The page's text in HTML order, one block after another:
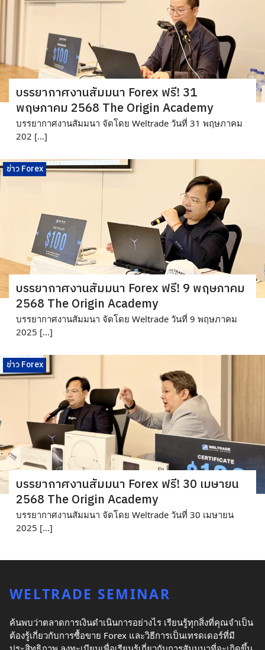
บรรยากาศงาน​สัมมนา Forex ฟรี! 31
พฤษภาคม 2568 The Origin Academy
บรรยากาศงานสัมมนา จัดโดย Weltrade วันที่ 31 พฤษภาคม
202 […]
ข่าว Forex
บรรยากาศงาน​สัมมนา Forex ฟรี! 9 พฤษภาคม
2568 The Origin Academy
บรรยากาศงานสัมมนา จัดโดย Weltrade วันที่ 9 พฤษภาคม
2025 […]
ข่าว Forex
บรรยากาศงาน​สัมมนา Forex ฟรี! 30 เมษายน
2568 The Origin Academy
บรรยากาศงานสัมมนา จัดโดย Weltrade วันที่ 30 เมษายน
2025 […]
WELTRADE SEMINAR
ค้นพบว่าตลาดการเงินดำเนินการอย่างไร เรียนรู้ทุกสิ่งที่คุณจำเป็น
ต้องรู้เกี่ยวกับการซื้อขาย Forex และวิธีการเป็นเทรดเดอร์ที่มี